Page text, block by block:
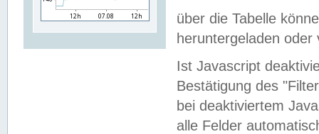
über die Tabelle
heruntergeladen oder
Ist Javascript
Bestätigung des
bei deaktiviertem
alle Felder